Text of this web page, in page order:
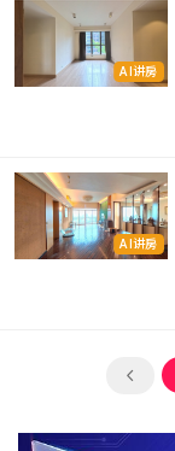
AI讲房
AI讲房